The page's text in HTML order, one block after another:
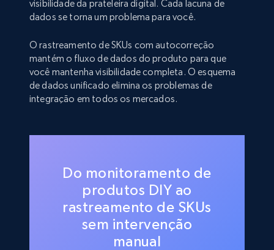
visibilidade da prateleira digital. Cada lacuna de
dados se torna um problema para você.
O rastreamento de SKUs com autocorreção
mantém o fluxo de dados do produto para que
você mantenha visibilidade completa. O esquema
de dados unificado elimina os problemas de
integração em todos os mercados.
Do monitoramento de
produtos DIY ao
rastreamento de SKUs
sem intervenção
manual